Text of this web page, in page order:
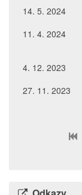
14. 5. 2024
11. 4. 2024
4. 12. 2023
27. 11. 2023